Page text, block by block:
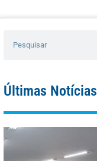
Últimas Notícias